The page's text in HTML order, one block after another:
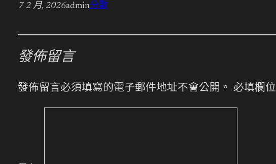
7 2 月, 2026admin分數
發佈留言
發佈留言必須填寫的電子郵件地址不會公開。 必填欄